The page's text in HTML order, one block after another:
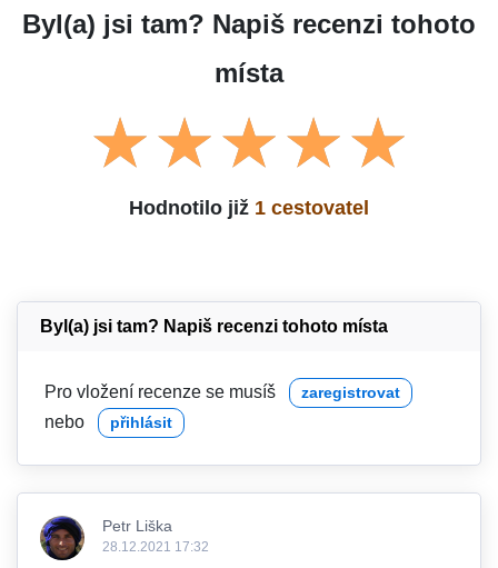
Byl(a) jsi tam? Napiš recenzi tohoto
místa
Hodnotilo již 1 cestovatel
Byl(a) jsi tam? Napiš recenzi tohoto místa
Pro vložení recenze se musíš zaregistrovat
nebo přihlásit
Petr Liška
28.12.2021 17:32